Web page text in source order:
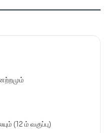
(12 ம் வகுப்பு)